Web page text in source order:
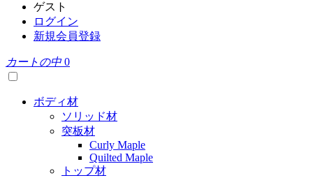
ゲスト
ログイン
新規会員登録
カートの中 0
ボディ材
ソリッド材
突板材
Curly Maple
Quilted Maple
トップ材